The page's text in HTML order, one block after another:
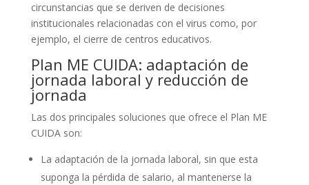
circunstancias que se deriven de decisiones
institucionales relacionadas con el virus como, por
ejemplo, el cierre de centros educativos.
Plan ME CUIDA: adaptación de
jornada laboral y reducción de
jornada
Las dos principales soluciones que ofrece el Plan ME
CUIDA son:
La adaptación de la jornada laboral, sin que esta
suponga la pérdida de salario, al mantenerse la